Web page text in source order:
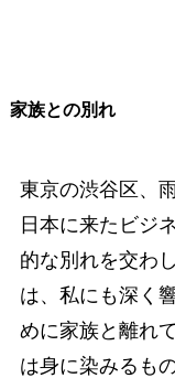
家族との別れ
東京の渋谷区、
日本に来たビジ
的な別れを交わ
は、私にも深く
めに家族と離れ
は身に染みるも